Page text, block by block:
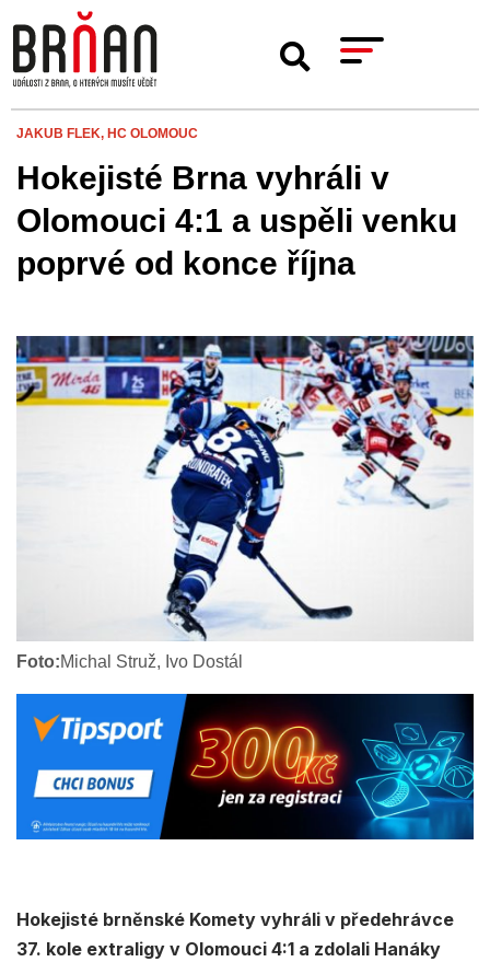
JAKUB FLEK, HC OLOMOUC
Hokejisté Brna vyhráli v
Olomouci 4:1 a uspěli venku
poprvé od konce října
Foto:Michal Struž, Ivo Dostál
Hokejisté brněnské Komety vyhráli v předehrávce
37. kole extraligy v Olomouci 4:1 a zdolali Hanáky